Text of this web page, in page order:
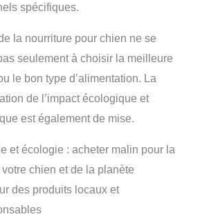
spécifiques.
la nourriture pour chien ne se
seulement à choisir la meilleure
le bon type d’alimentation. La
de l’impact écologique et
est également de mise.
et écologie : acheter malin pour la
chien et de la planète
des produits locaux et